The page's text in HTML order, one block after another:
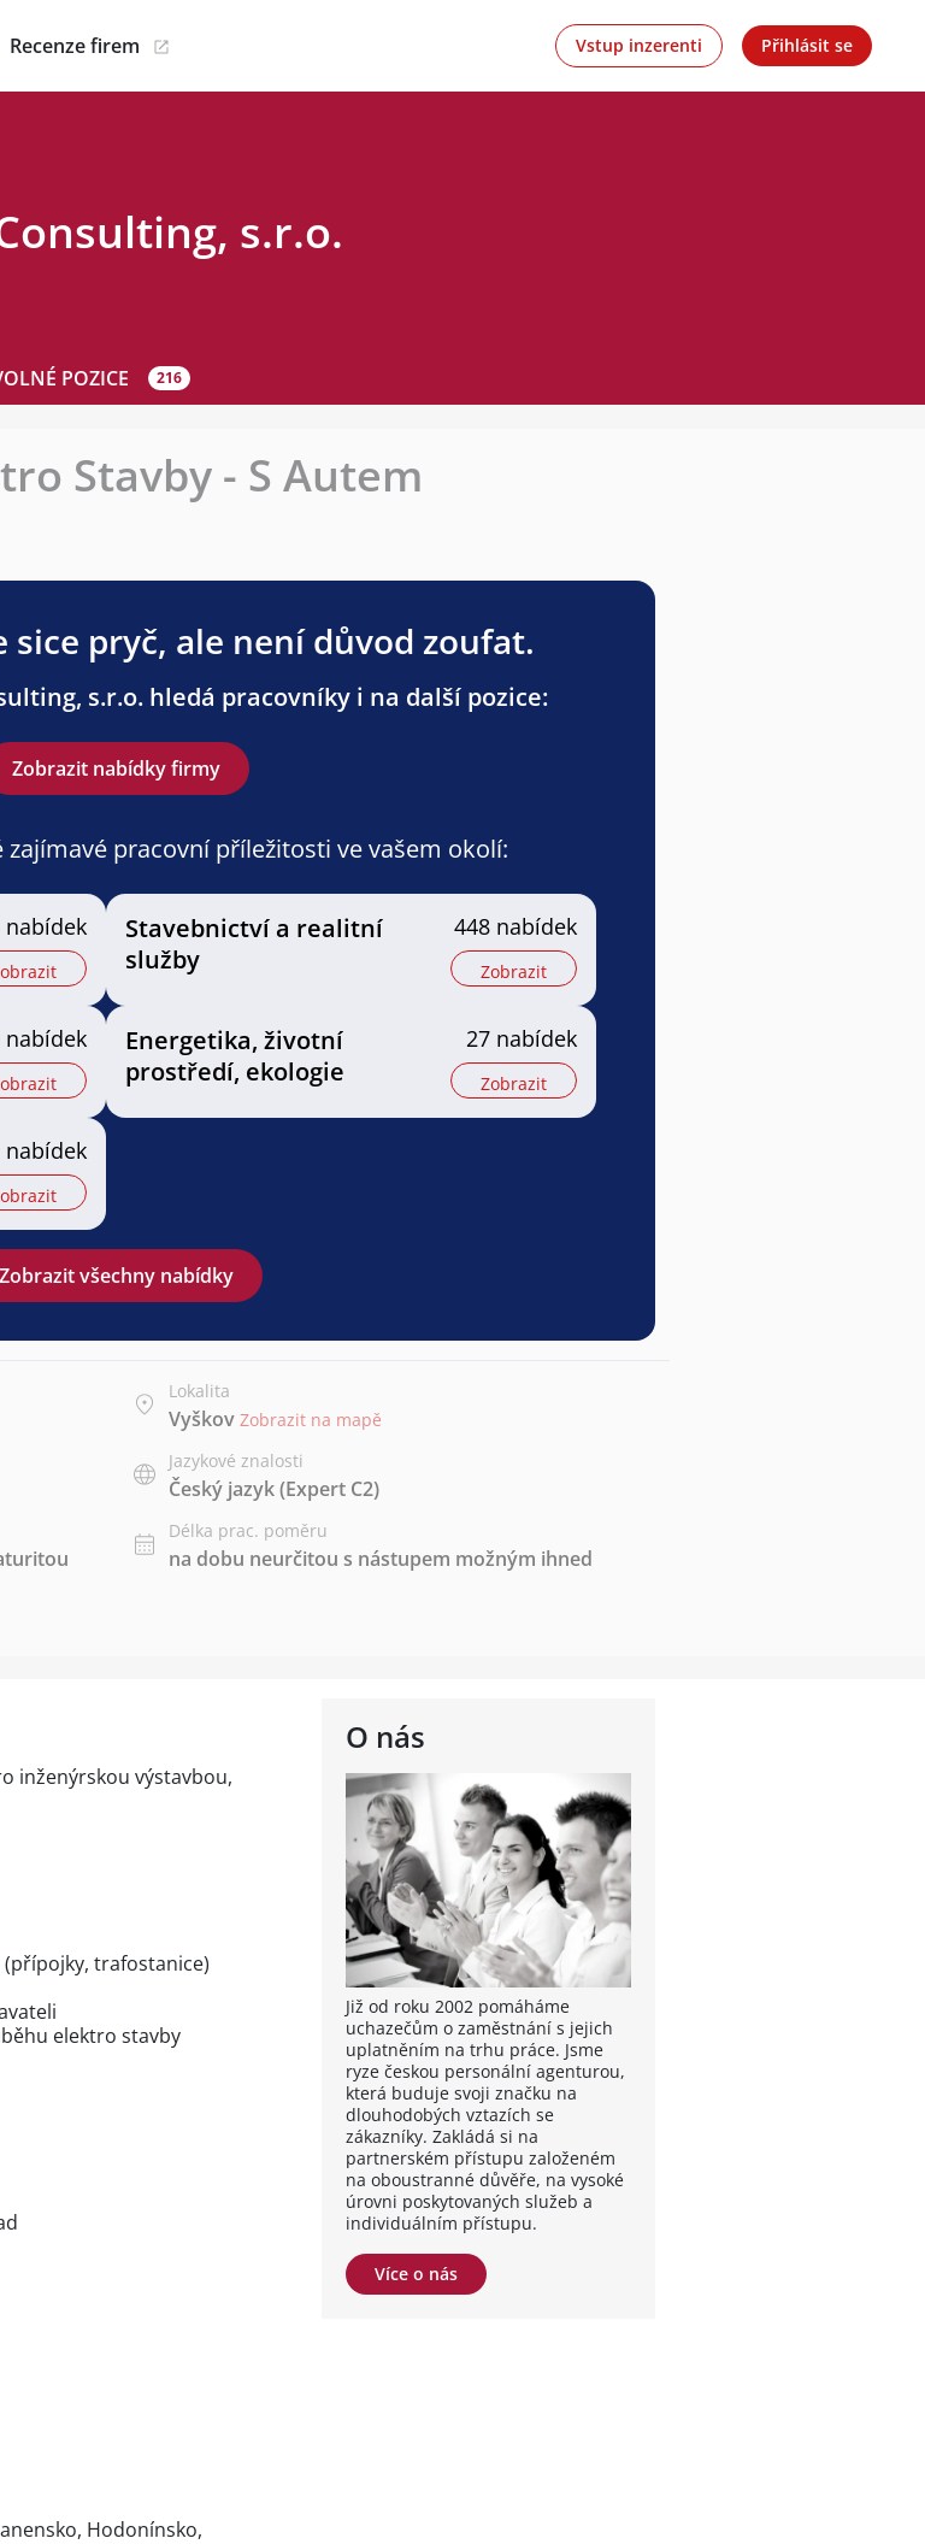
Recenze firem Vstup inzerenti Přihlásit se
s.r.o.
POZICE 216
Stavby - S Autem
sice pryč, ale není důvod zoufat.
s.r.o. hledá pracovníky i na další pozice:
Zobrazit nabídky firmy
zajímavé pracovní příležitosti ve vašem okolí:
nabídek
Stavebnictví a realitní
služby
448 nabídek
Zobrazit
nabídek
Energetika, životní
prostředí, ekologie
27 nabídek
Zobrazit
nabídek
Zobrazit všechny nabídky
Lokalita
Vyškov Zobrazit na mapě
Jazykové znalosti
Český jazyk(Expert C2)
Délka prac. poměru
na dobu neurčitou s nástupem možným ihned
O nás
Již od roku 2002 pomáháme
uchazečům o zaměstnání s jejich
uplatněním na trhu práce. Jsme
ryze českou personální agenturou,
která buduje svoji značku na
dlouhodobých vztazích se
zákazníky. Zakládá si na
partnerském přístupu založeném
na oboustranné důvěře, na vysoké
úrovni poskytovaných služeb a
individuálním přístupu.
Více o nás
inženýrskou výstavbou,
trafostanice)
elektro stavby
Hodonínsko,